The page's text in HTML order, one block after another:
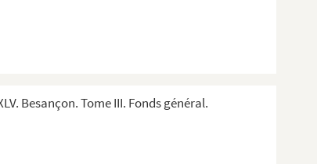
Besançon. Tome III. Fonds général.